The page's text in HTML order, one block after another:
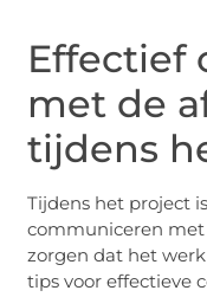
Effectief
met de
tijdens
Tijdens het project
communiceren met
zorgen dat het
tips voor effectieve